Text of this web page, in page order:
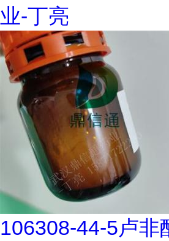
业-丁亮
106308-44-5卢非